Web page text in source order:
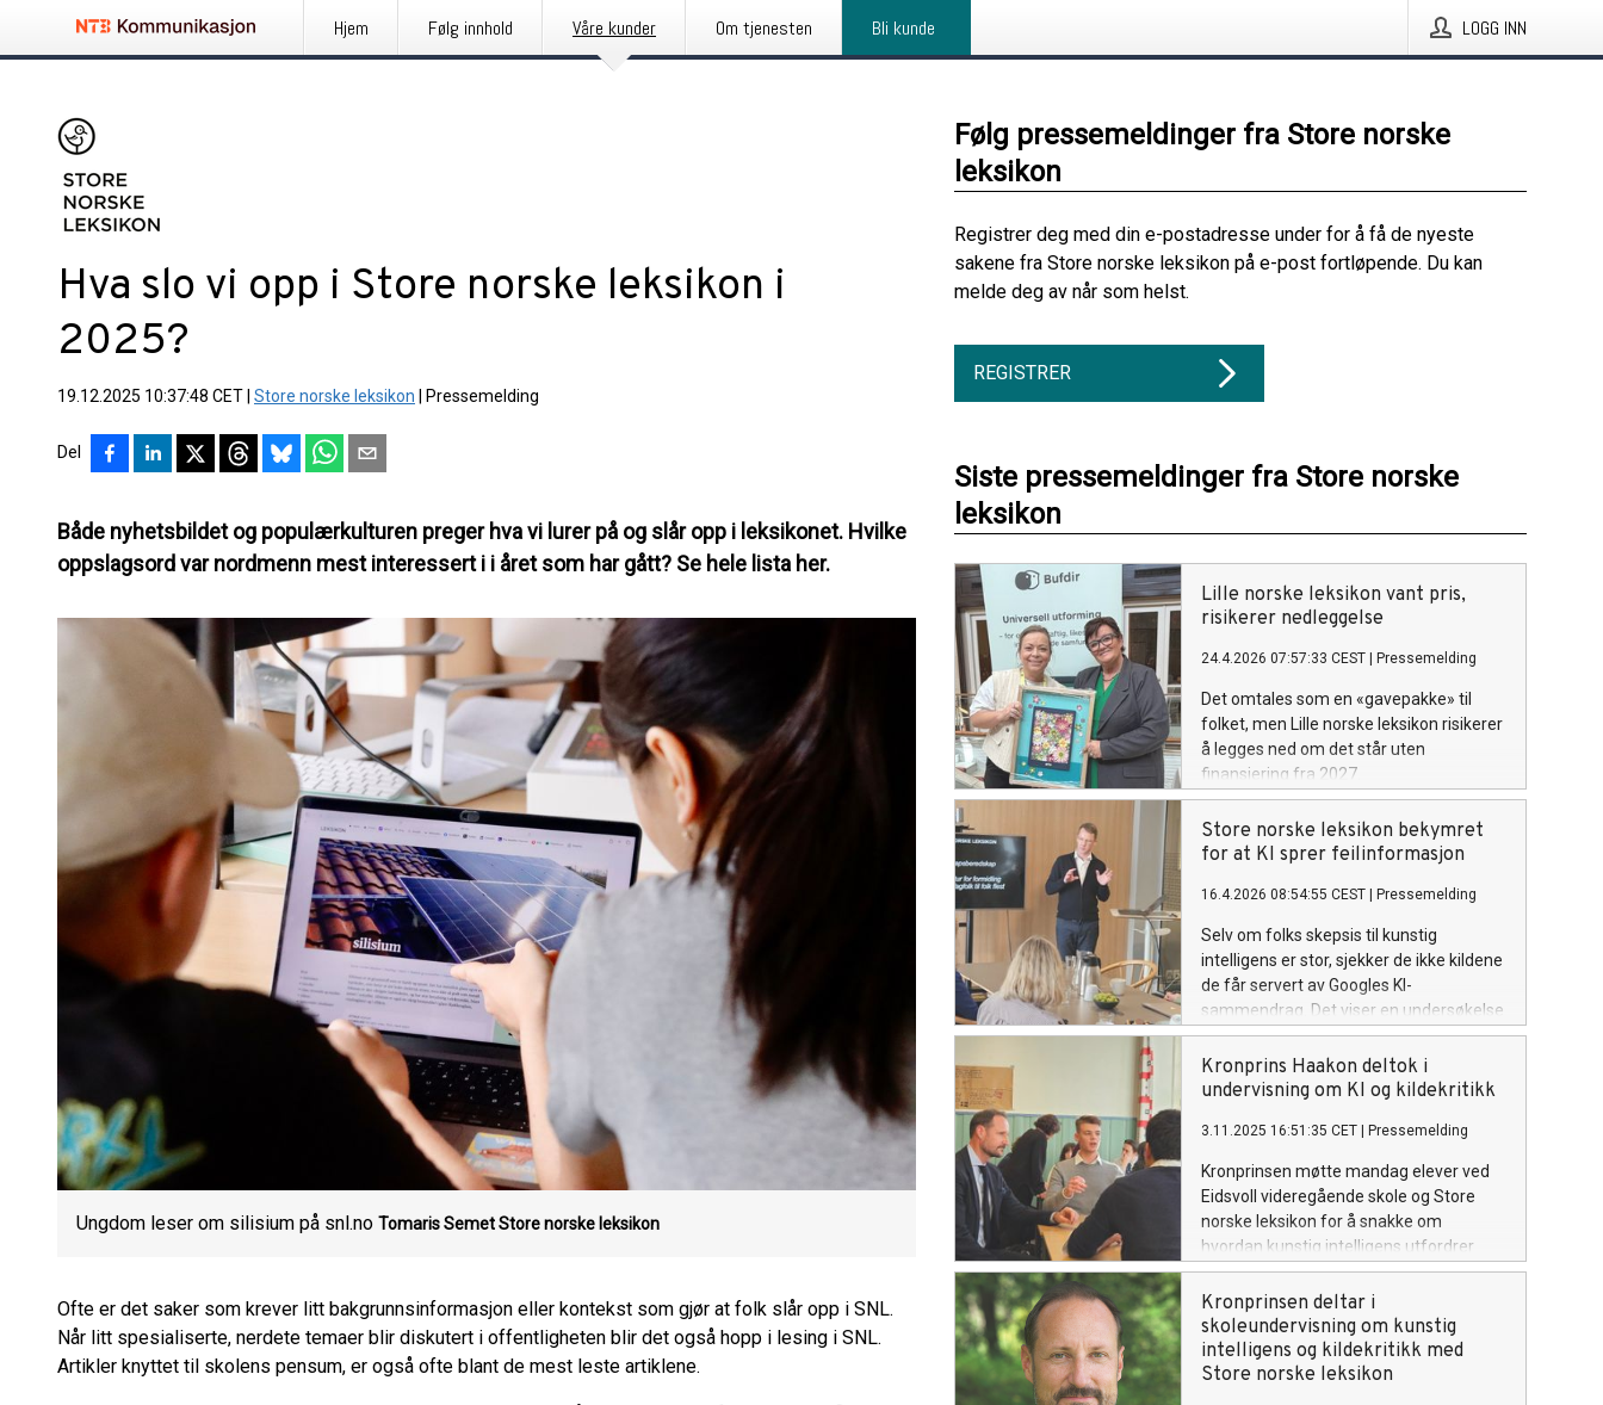
Hjem Følg innhold Våre kunder Om tjenesten Bli kunde LOGG INN
Hva slo vi opp i Store norske leksikon i
2025?
19.12.2025 10:37:48 CET Store norske leksikon Pressemelding
Del
Både nyhetsbildet og populærkulturen preger hva vi lurer på og slår opp i leksikonet. Hvilke
oppslagsord var nordmenn mest interessert i i året som har gått? Se hele lista her.
Ungdom leser om silisium på snl.no Tomaris SemetStore norske leksikon
Ofte er det saker som krever litt bakgrunnsinformasjon eller kontekst som gjør at folk slår opp i SNL.
Når litt spesialiserte, nerdete temaer blir diskutert i offentligheten blir det også hopp i lesing i SNL.
Artikler knyttet til skolens pensum, er også ofte blant de mest leste artiklene.
Følg pressemeldinger fra Store norske
leksikon
Registrer deg med din e-postadresse under for å få de nyeste
sakene fra Store norske leksikon på e-post fortløpende. Du kan
melde deg av når som helst.
REGISTRER
Siste pressemeldinger fra Store norske
leksikon
Lille norske leksikon vant pris,
risikerer nedleggelse
24.4.2026 07:57:33 CEST Pressemelding
Det omtales som en «gavepakke» til
folket, men Lille norske leksikon risikerer
å legges ned om det står uten
finansiering fra 2027.
Store norske leksikon bekymret
for at KI sprer feilinformasjon
16.4.2026 08:54:55 CEST Pressemelding
Selv om folks skepsis til kunstig
intelligens er stor, sjekker de ikke kildene
de får servert av Googles KI-
sammendrag. Det viser en undersøkelse
utført av Opinion. – Et stort problem,
fordi KI-generert tekst ofte inneholder
feil, både i innhold og kildehenvisninger,
Kronprins Haakon deltok i
undervisning om KI og kildekritikk
3.11.2025 16:51:35 CET Pressemelding
Kronprinsen møtte mandag elever ved
Eidsvoll videregående skole og Store
norske leksikon for å snakke om
hvordan kunstig intelligens utfordrer
hvordan vi forholder oss til kunnskap og
læring.
Kronprinsen deltar i
skoleundervisning om kunstig
intelligens og kildekritikk med
Store norske leksikon